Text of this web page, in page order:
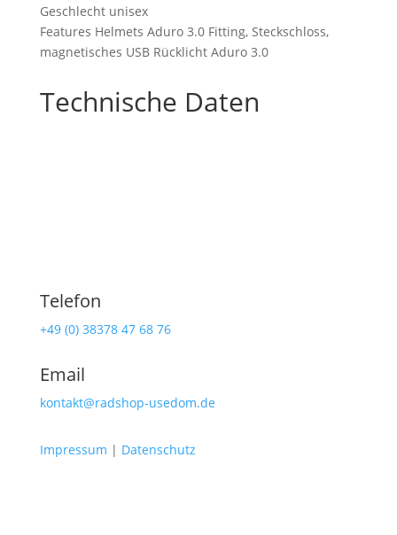
Geschlecht unisex
Features Helmets Aduro 3.0 Fitting, Steckschloss,
magnetisches USB Rücklicht Aduro 3.0
Technische Daten
Telefon
+49 (0) 38378 47 68 76
Email
kontakt@radshop-usedom.de
Impressum | Datenschutz